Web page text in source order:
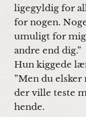
ligegyldig for
for nogen.
umuligt for
andre end dig.”
Hun kiggede
”Men du elsker
der ville teste
hende.